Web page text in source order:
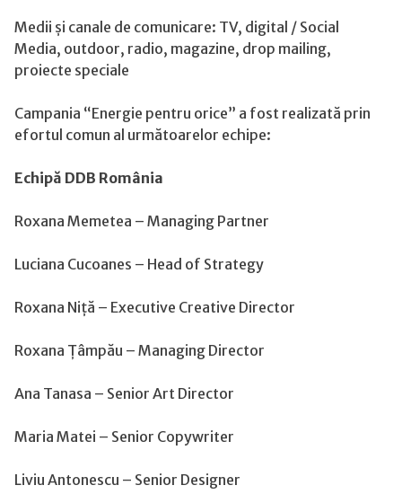
Medii și canale de comunicare: TV, digital / Social
Media, outdoor, radio, magazine, drop mailing,
proiecte speciale
Campania “Energie pentru orice” a fost realizată prin
efortul comun al următoarelor echipe:
Echipă DDB România
Roxana Memetea – Managing Partner
Luciana Cucoanes – Head of Strategy
Roxana Niță – Executive Creative Director
Roxana Țâmpău – Managing Director
Ana Tanasa – Senior Art Director
Maria Matei – Senior Copywriter
Liviu Antonescu – Senior Designer